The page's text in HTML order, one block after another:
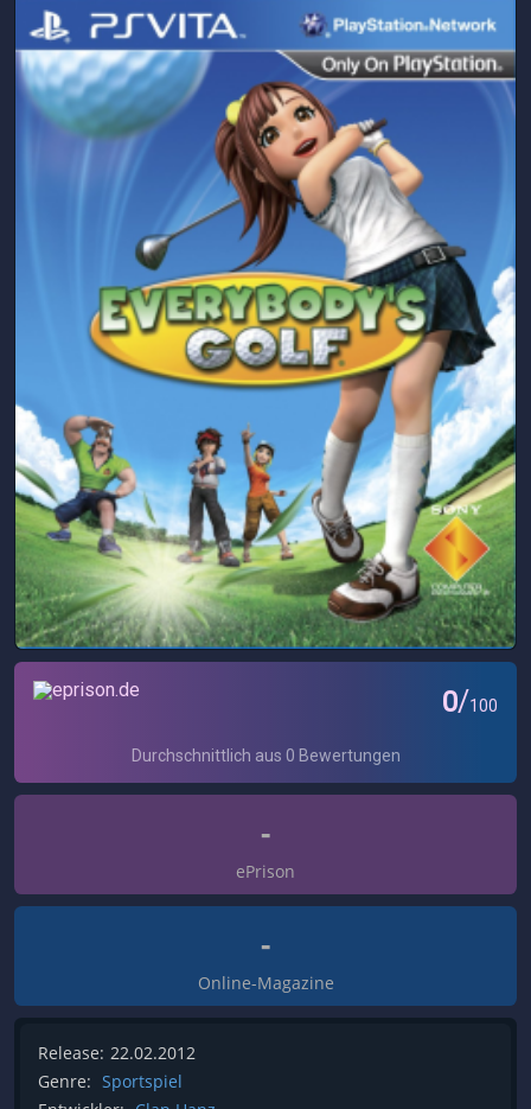
-
ePrison
-
Online-Magazine
Release: 22.02.2012
Genre: Sportspiel